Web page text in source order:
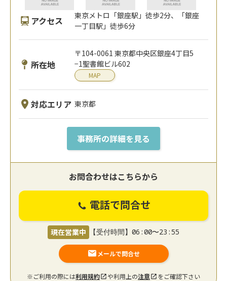
アクセス
東京メトロ「銀座駅」徒歩2分、「銀座
一丁目駅」徒歩6分
所在地
〒104-0061 東京都中央区銀座4丁目5
−1聖書館ビル602
MAP
対応エリア 東京都
事務所の詳細を見る
お問合わせはこちらから
電話で問合せ
現在営業中 【受付時間】06:00〜23:55
メールで問合せ
※ご利用の際には利用規約 や利用上の注意 をご確認下さい